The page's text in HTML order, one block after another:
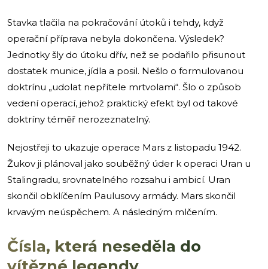
Stavka tlačila na pokračování útoků i tehdy, když
operační příprava nebyla dokončena. Výsledek?
Jednotky šly do útoku dřív, než se podařilo přisunout
dostatek munice, jídla a posil. Nešlo o formulovanou
doktrínu „udolat nepřítele mrtvolami“. Šlo o způsob
vedení operací, jehož praktický efekt byl od takové
doktríny téměř nerozeznatelný.
Nejostřeji to ukazuje operace Mars z listopadu 1942.
Žukov ji plánoval jako souběžný úder k operaci Uran u
Stalingradu, srovnatelného rozsahu i ambicí. Uran
skončil obklíčením Paulusovy armády. Mars skončil
krvavým neúspěchem. A následným mlčením.
Čísla, která neseděla do